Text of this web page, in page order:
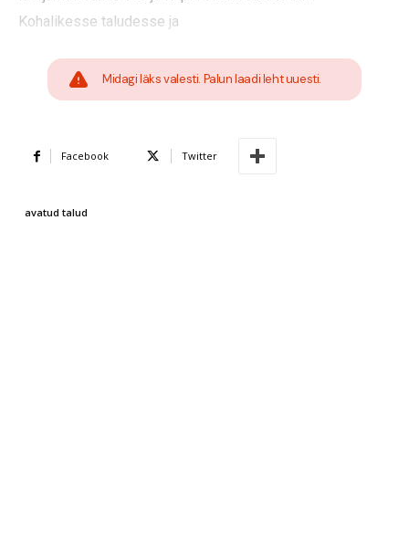
Kohalikesse taludesse ja
Midagi läks valesti. Palun laadi leht uuesti.
Facebook Twitter
avatud talud